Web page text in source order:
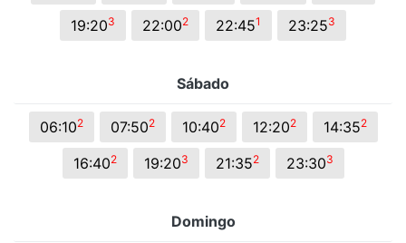
19:203 22:002 22:451 23:253
Sábado
06:102 07:502 10:402 12:202 14:352
16:402 19:203 21:352 23:303
Domingo